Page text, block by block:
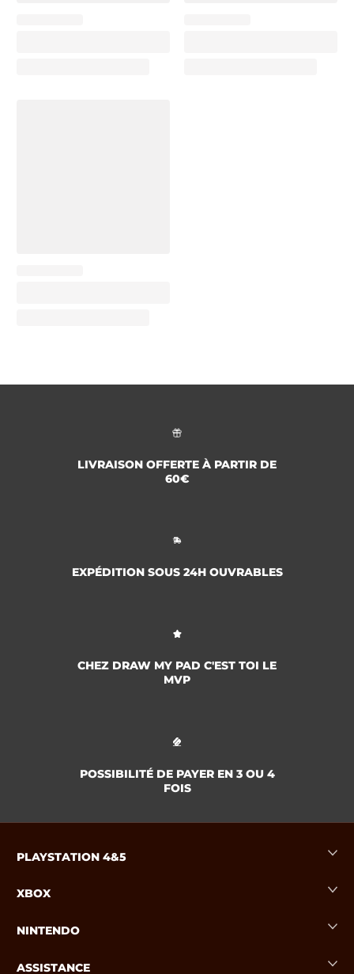
LIVRAISON OFFERTE À PARTIR DE
60€
EXPÉDITION SOUS 24H OUVRABLES
CHEZ DRAW MY PAD C'EST TOI LE
MVP
POSSIBILITÉ DE PAYER EN 3 OU 4
FOIS
PLAYSTATION 4&5
XBOX
NINTENDO
ASSISTANCE